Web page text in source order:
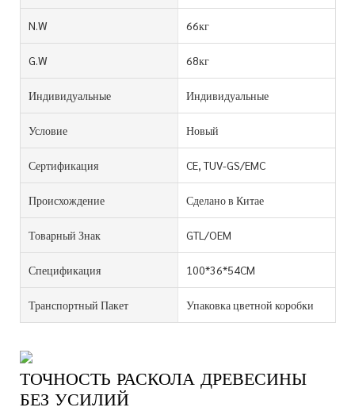
N.W 66кг
G.W 68кг
Индивидуальные Индивидуальные
Условие Новый
Сертификация CE, TUV-GS/EMC
Происхождение Сделано в Китае
Товарный Знак GTL/OEM
Спецификация 100*36*54CM
Транспортный Пакет Упаковка цветной коробки
ТОЧНОСТЬ РАСКОЛА ДРЕВЕСИНЫ
БЕЗ УСИЛИЙ